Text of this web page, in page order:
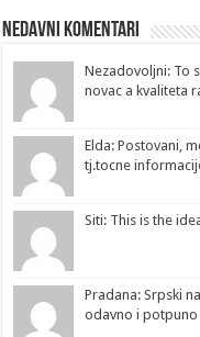
Nedavni Komentari
Nezadovoljni: To
novac a kvaliteta
Elda: Postovani,
tj.tocne
Siti: This is the
Pradana: Srpski
odavno i potpuno